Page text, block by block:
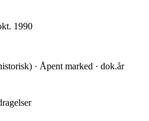
1990
· Åpent marked · dok.år
r